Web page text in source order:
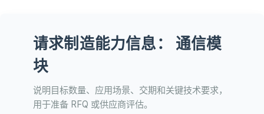
请求制造能力信息： 通信模
块
说明目标数量、应用场景、交期和关键技术要求，
用于准备 RFQ 或供应商评估。